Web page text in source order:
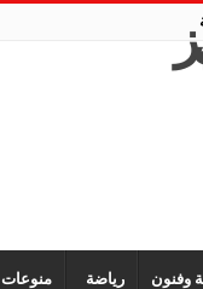
وفنون رياضة منوعات